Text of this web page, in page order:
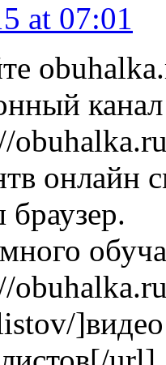
at 07:01
онлайн
браузер.